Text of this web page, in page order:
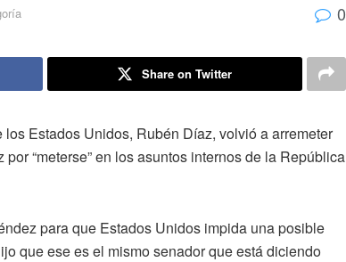
0
Share on Twitter
Estados Unidos, Rubén Díaz, volvió a arremeter
“meterse” en los asuntos internos de la República
para que Estados Unidos impida una posible
que ese es el mismo senador que está diciendo